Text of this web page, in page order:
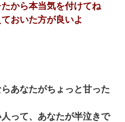
から本当気を付けてね
おいた方が良いよ
あなたがちょっと甘った
って、あなたが半泣きで